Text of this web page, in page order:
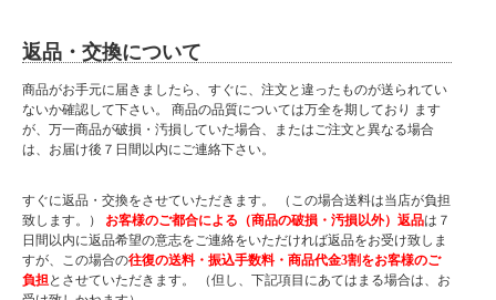
返品・交換について
商品がお手元に届きましたら、すぐに、注文と違ったものが送られてい
ないか確認して下さい。 商品の品質については万全を期しており ます
が、万一商品が破損・汚損していた場合、またはご注文と異なる場合
は、お届け後７日間以内にご連絡下さい。
すぐに返品・交換をさせていただきます。 （この場合送料は当店が負担
致します。） お客様のご都合による（商品の破損・汚損以外）返品は７
日間以内に返品希望の意志をご連絡をいただければ返品をお受け致しま
すが、この場合の往復の送料・振込手数料・商品代金3割をお客様のご
負担とさせていただきます。 （但し、下記項目にあてはまる場合は、お